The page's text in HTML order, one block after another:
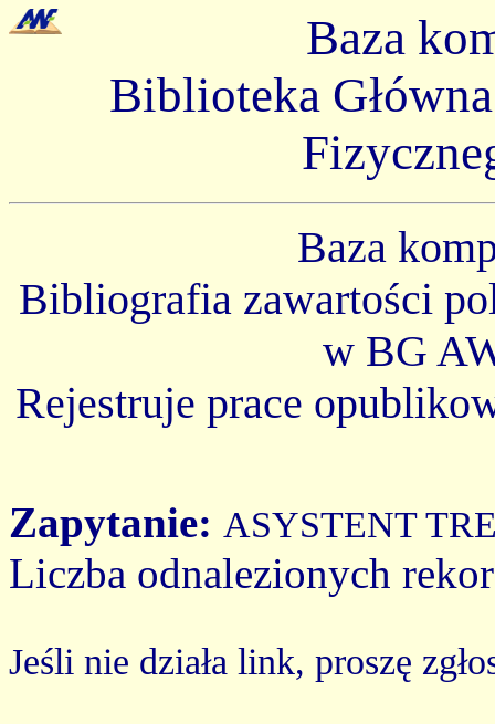
Baza
Biblioteka
Baza
Bibliografia zawartości
w BG
Rejestruje prace
Zapytanie: ASYSTENT
Liczba odnalezionych
Jeśli nie działa link, proszę